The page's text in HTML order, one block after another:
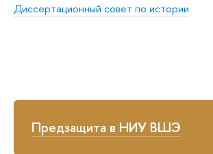
Предзащита в НИУ ВШЭ
Диссертационный совет по истории